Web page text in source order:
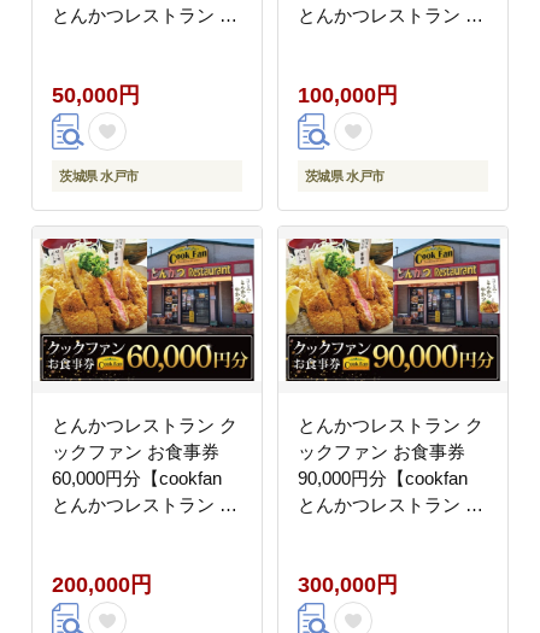
とんかつレストラン ク
牛かつ 牛カツ カツ 水
戸市 水戸 茨城県】
（BK-47）
50,000円
茨城県 水戸市
とんかつレストラン ク
牛かつ 牛カツ カツ 水
戸市 水戸 茨城県】
（BK-48）
100,000円
茨城県 水戸市
とんかつレストラン ク
ックファン お食事券
60,000円分【cookfan
とんかつレストラン ク
牛かつ 牛カツ カツ 水
戸市 水戸 茨城県】
200,000円
とんかつレストラン ク
ックファン お食事券
90,000円分【cookfan
とんかつレストラン ク
牛かつ 牛カツ カツ 水
戸市 水戸 茨城県】
300,000円